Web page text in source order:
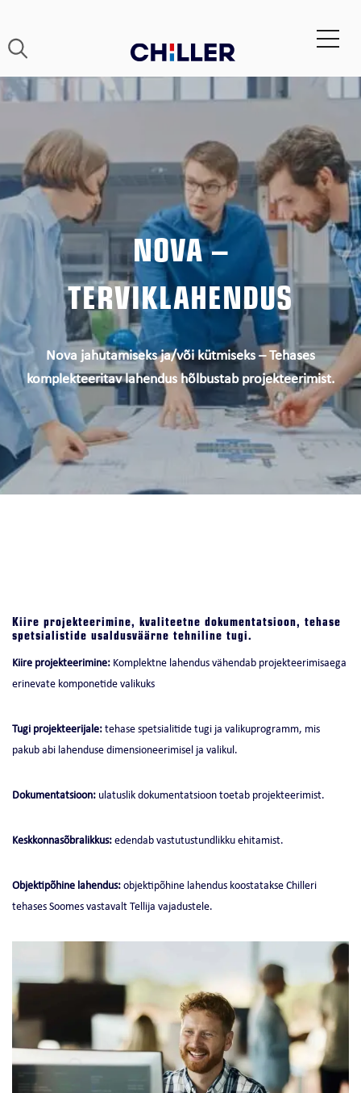
NOVA –
TERVIKLAHENDUS
Nova jahutamiseks ja/või kütmiseks – Tehases
komplekteeritav lahendus hõlbustab projekteerimist.
Kiire projekteerimine, kvaliteetne dokumentatsioon, tehase
spetsialistide usaldusväärne tehniline tugi.
Kiire projekteerimine: Komplektne lahendus vähendab projekteerimisaega
erinevate komponetide valikuks
Tugi projekteerijale:tehase spetsialitide tugi ja valikuprogramm, mis
pakub abi lahenduse dimensioneerimisel ja valikul.
Dokumentatsioon: ulatuslik dokumentatsioon toetab projekteerimist.
Keskkonnasõbralikkus:edendab vastutustundlikku ehitamist.
Objektipõhine lahendus:objektipõhine lahendus koostatakse Chilleri
tehases Soomes vastavalt Tellija vajadustele.